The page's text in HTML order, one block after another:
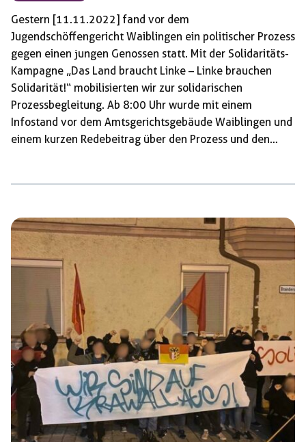
Gestern [11.11.2022] fand vor dem
Jugendschöffengericht Waiblingen ein politischer Prozess
gegen einen jungen Genossen statt. Mit der Solidaritäts-
Kampagne „Das Land braucht Linke – Linke brauchen
Solidarität!“ mobilisierten wir zur solidarischen
Prozessbegleitung. Ab 8:00 Uhr wurde mit einem
Infostand vor dem Amtsgerichtsgebäude Waiblingen und
einem kurzen Redebeitrag über den Prozess und den
Angebot Briefe an politische Gefangene zu schreiben,
welches ebenfalls genutzt wurde. Die ca. 30
solidarischen Prozessbegleiter:innen waren mit
Schikanen des Gerichts konfrontiert. So wurde vor
Betreten des Gerichtssaals von allen Zuschauer:innen die
Personalien aufgenommen, Taschen […]